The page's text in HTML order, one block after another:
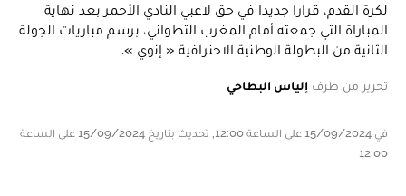
لكرة القدم، قرارا جديدا في حق لاعبي النادي الأحمر بعد نهاية
المباراة التي جمعته أمام المغرب التطواني، برسم مباريات الجولة
الثانية من البطولة الوطنية الاحنرافية « إنوي ».
تحرير من طرف إلياس البطاحي
في 15/09/2024 على الساعة 12:00, تحديث بتاريخ 15/09/2024 على الساعة
12:00